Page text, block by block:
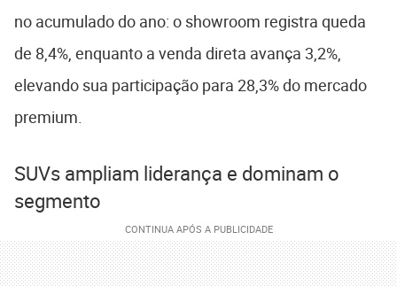
no acumulado do ano: o showroom registra queda
de 8,4%, enquanto a venda direta avança 3,2%,
elevando sua participação para 28,3% do mercado
premium.
SUVs ampliam liderança e dominam o
segmento